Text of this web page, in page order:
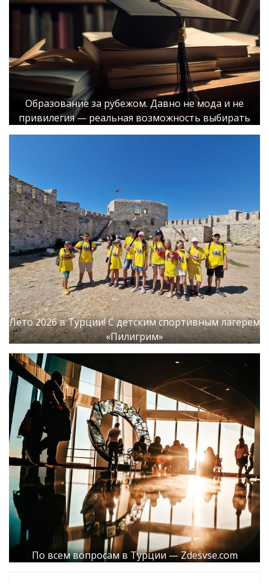
Образование за рубежом. Давно не мода и не
привилегия — реальная возможность выбирать
Лето 2026 в Турции! С детским спортивным лагерем
«Пилигрим»
По всем вопросам в Турции — Zdesvse.com